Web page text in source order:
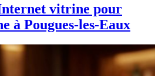
vitrine pour
à Pougues-les-Eaux